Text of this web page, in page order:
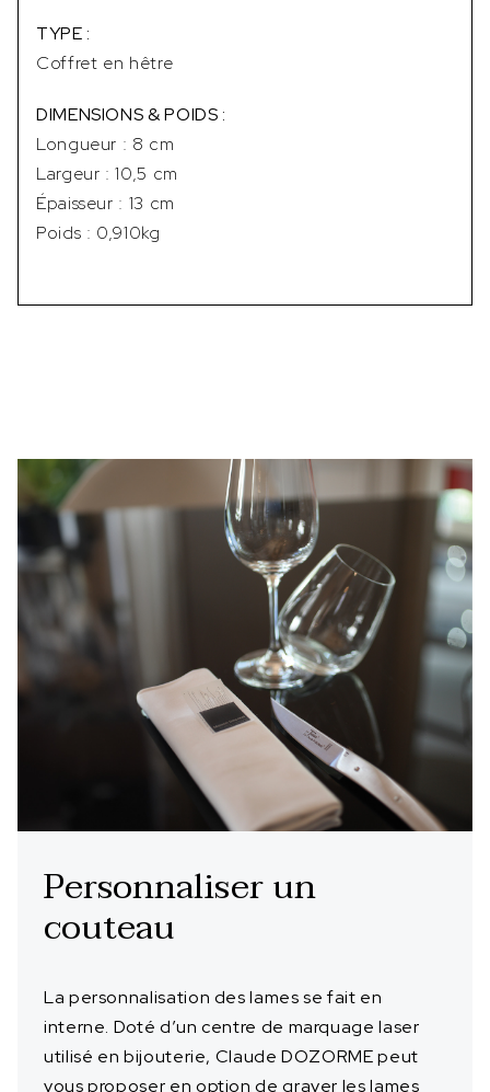
TYPE :
Coffret en hêtre
DIMENSIONS & POIDS :
Longueur : 8 cm
Largeur : 10,5 cm
Épaisseur : 13 cm
Poids : 0,910kg
Personnaliser un
couteau
La personnalisation des lames se fait en
interne. Doté d’un centre de marquage laser
utilisé en bijouterie, Claude DOZORME peut
vous proposer en option de graver les lames